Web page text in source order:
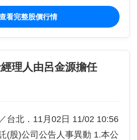
看完整股價行情
理人由呂金源擔任
台北．11月02日 11/02 10:56
(股)公司公告人事異動 1.本公